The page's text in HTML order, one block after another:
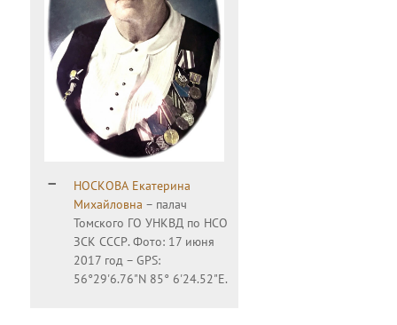
НОСКОВА Екатерина
Михайловна – палач
Томского ГО УНКВД по НСО
ЗСК СССР. Фото: 17 июня
2017 год – GPS:
56°29'6.76"N 85° 6'24.52"E.